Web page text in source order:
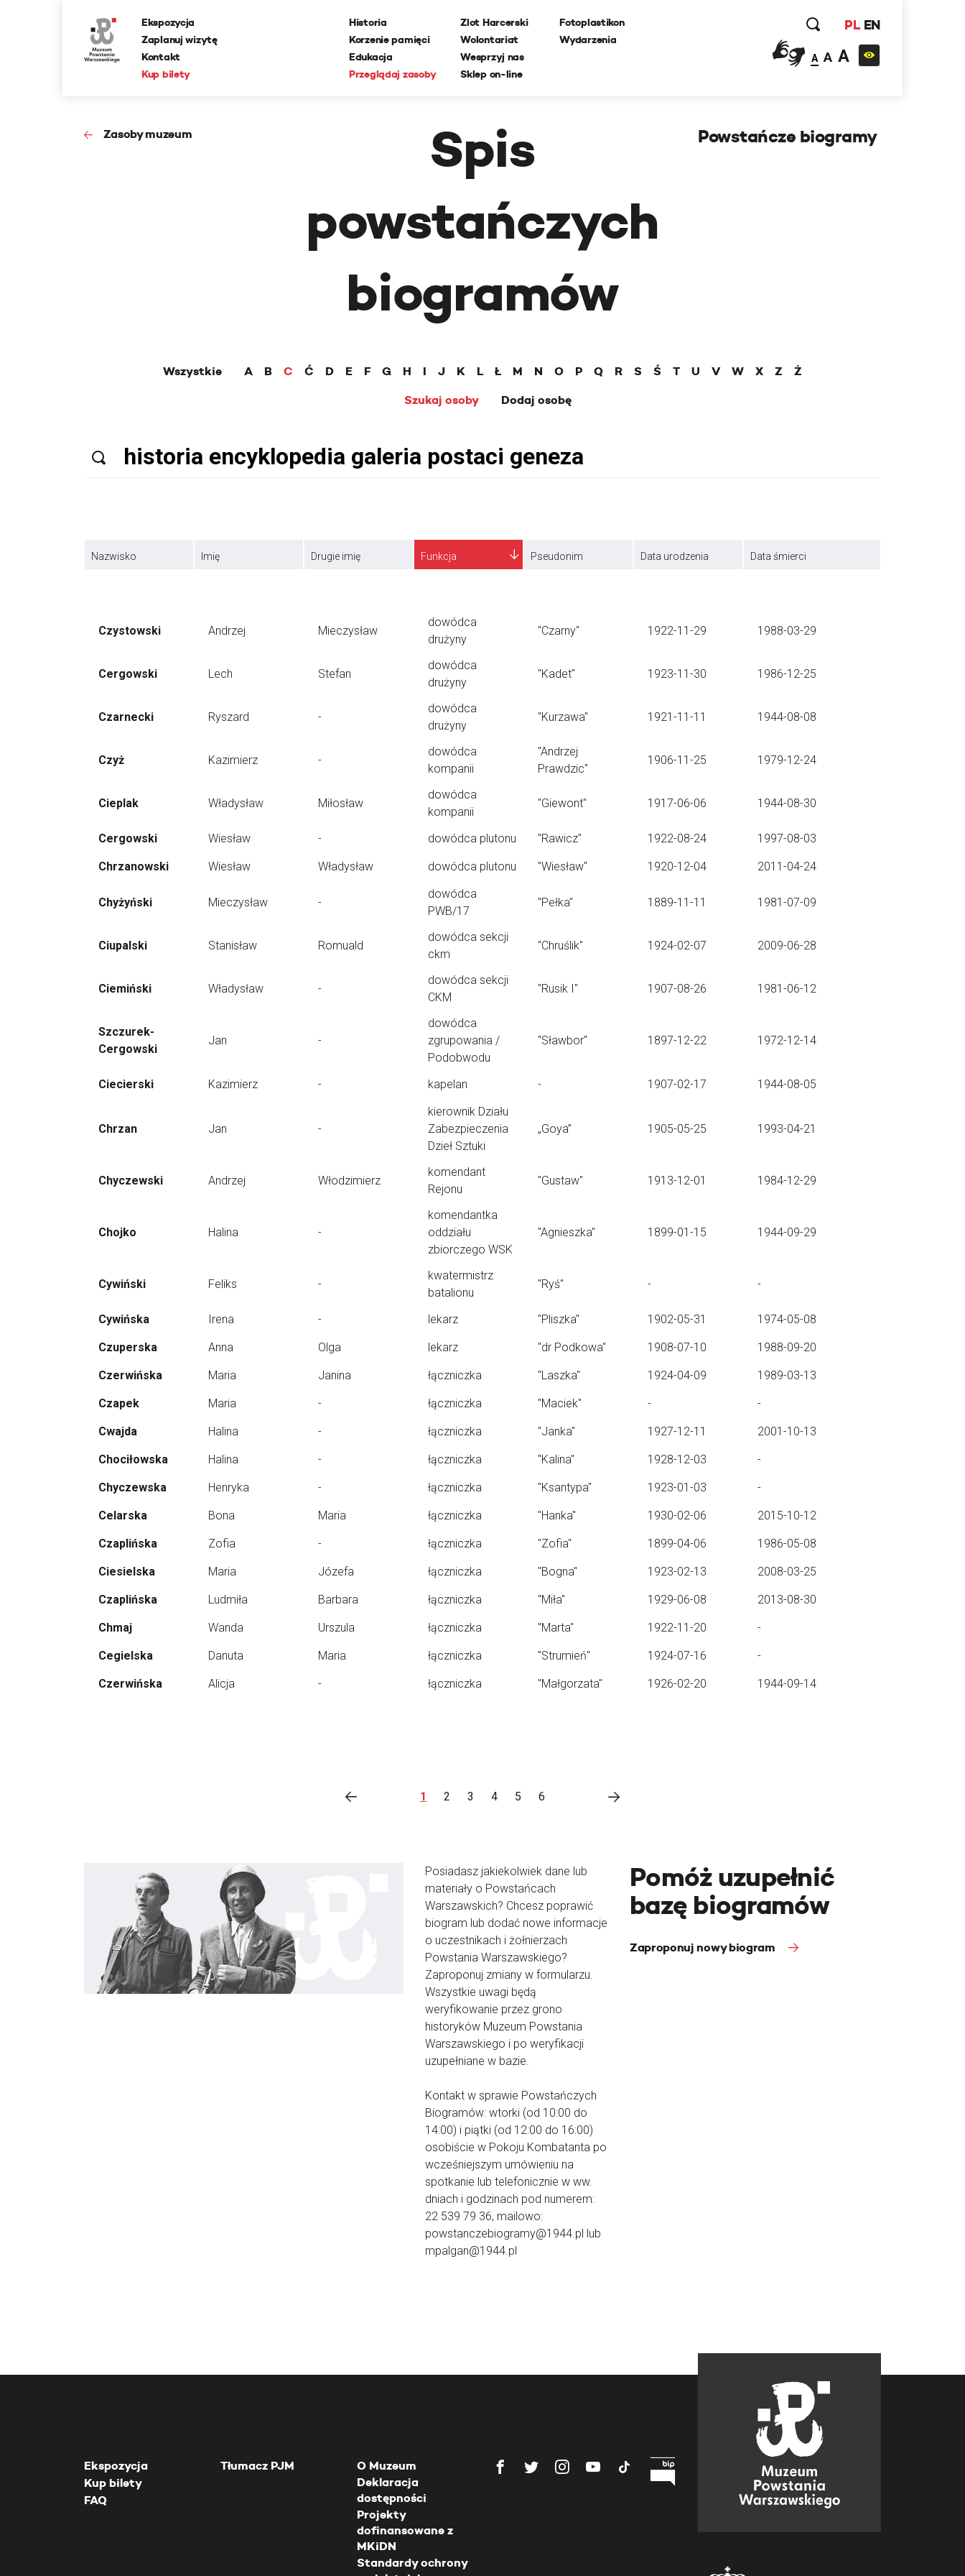
Ekspozycja
Zaplanuj wizytę
Kontakt
Kup bilety
Historia
Korzenie pamięci
Edukacja
Przeglądaj zasoby
Zlot Harcerski
Wolontariat
Wesprzyj nas
Sklep on-line
Fotoplastikon
Wydarzenia
PL EN
A A A
Zasoby muzeum
Spis
powstańczych
biogramów
Powstańcze biogramy
Wszystkie A B C Ć D E F G H I J K L Ł M N O P Q R S Ś T U V W X Z
Ż
Szukaj osoby
Dodaj osobę
Nazwisko Imię Drugie imię Funkcja Pseudonim Data urodzenia Data śmierci
Czystowski Andrzej Mieczysław
dowódca
drużyny
"Czarny" 1922-11-29 1988-03-29
Cergowski Lech Stefan
dowódca
drużyny
"Kadet" 1923-11-30 1986-12-25
Czarnecki Ryszard -
dowódca
drużyny
"Kurzawa" 1921-11-11 1944-08-08
Czyż Kazimierz -
dowódca
kompanii
"Andrzej
Prawdzic"
1906-11-25 1979-12-24
Cieplak Władysław Miłosław
dowódca
kompanii
"Giewont" 1917-06-06 1944-08-30
Cergowski Wiesław - dowódca plutonu "Rawicz" 1922-08-24 1997-08-03
Chrzanowski Wiesław Władysław dowódca plutonu "Wiesław" 1920-12-04 2011-04-24
Chyżyński Mieczysław -
dowódca
PWB/17
"Pełka" 1889-11-11 1981-07-09
Ciupalski Stanisław Romuald
dowódca sekcji
ckm
"Chruślik" 1924-02-07 2009-06-28
Ciemiński Władysław -
dowódca sekcji
CKM
"Rusik I" 1907-08-26 1981-06-12
Szczurek-
Cergowski
Jan -
dowódca
zgrupowania /
Podobwodu
"Sławbor" 1897-12-22 1972-12-14
Ciecierski Kazimierz - kapelan - 1907-02-17 1944-08-05
Chrzan Jan -
kierownik Działu
Zabezpieczenia
Dzieł Sztuki
„Goya” 1905-05-25 1993-04-21
Chyczewski Andrzej Włodzimierz
komendant
Rejonu
"Gustaw" 1913-12-01 1984-12-29
Chojko Halina -
komendantka
oddziału
zbiorczego WSK
"Agnieszka" 1899-01-15 1944-09-29
Cywiński Feliks -
kwatermistrz
batalionu
"Ryś" - -
Cywińska Irena - lekarz "Pliszka" 1902-05-31 1974-05-08
Czuperska Anna Olga lekarz "dr Podkowa" 1908-07-10 1988-09-20
Czerwińska Maria Janina łączniczka "Laszka" 1924-04-09 1989-03-13
Czapek Maria - łączniczka "Maciek" - -
Cwajda Halina - łączniczka "Janka" 1927-12-11 2001-10-13
Chociłowska Halina - łączniczka "Kalina" 1928-12-03 -
Chyczewska Henryka - łączniczka "Ksantypa" 1923-01-03 -
Celarska Bona Maria łączniczka "Hanka" 1930-02-06 2015-10-12
Czaplińska Zofia - łączniczka "Zofia" 1899-04-06 1986-05-08
Ciesielska Maria Józefa łączniczka "Bogna" 1923-02-13 2008-03-25
Czaplińska Ludmiła Barbara łączniczka "Miła" 1929-06-08 2013-08-30
Chmaj Wanda Urszula łączniczka "Marta" 1922-11-20 -
Cegielska Danuta Maria łączniczka "Strumień" 1924-07-16 -
Czerwińska Alicja - łączniczka "Małgorzata" 1926-02-20 1944-09-14
1 2 3 4 5 6
Posiadasz jakiekolwiek dane lub
materiały o Powstańcach
Warszawskich? Chcesz poprawić
biogram lub dodać nowe informacje
o uczestnikach i żołnierzach
Powstania Warszawskiego?
Zaproponuj zmiany w formularzu.
Wszystkie uwagi będą
weryfikowanie przez grono
historyków Muzeum Powstania
Warszawskiego i po weryfikacji
uzupełniane w bazie.
Kontakt w sprawie Powstańczych
Biogramów: wtorki (od 10:00 do
14:00) i piątki (od 12:00 do 16:00)
osobiście w Pokoju Kombatanta po
wcześniejszym umówieniu na
spotkanie lub telefonicznie w ww.
dniach i godzinach pod numerem:
22 539 79 36, mailowo:
powstanczebiogramy@1944.pl lub
mpalgan@1944.pl
Pomóż uzupełnić
bazę biogramów
Zaproponuj nowy biogram
Ekspozycja
Kup bilety
FAQ
Tłumacz PJM
O Muzeum
Deklaracja
dostępności
Projekty
dofinansowane z
MKiDN
Standardy ochrony